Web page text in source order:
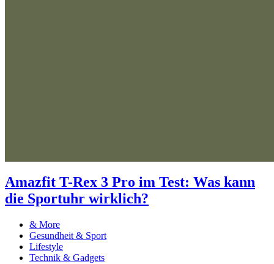
Amazfit T-Rex 3 Pro im Test: Was kann
die Sportuhr wirklich?
& More
Gesundheit & Sport
Lifestyle
Technik & Gadgets